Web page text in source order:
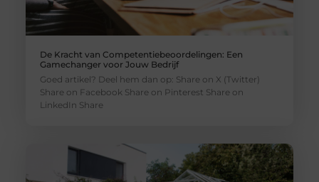
De Kracht van Competentiebeoordelingen: Een
Gamechanger voor Jouw Bedrijf
Goed artikel? Deel hem dan op: Share on X (Twitter)
Share on Facebook Share on Pinterest Share on
LinkedIn Share